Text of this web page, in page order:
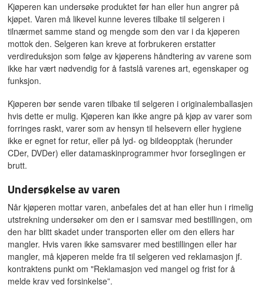
Kjøperen kan undersøke produktet før han eller hun angrer på
kjøpet. Varen må likevel kunne leveres tilbake til selgeren i
tilnærmet samme stand og mengde som den var i da kjøperen
mottok den. Selgeren kan kreve at forbrukeren erstatter
verdireduksjon som følge av kjøperens håndtering av varene som
ikke har vært nødvendig for å fastslå varenes art, egenskaper og
funksjon.
Kjøperen bør sende varen tilbake til selgeren i originalemballasjen
hvis dette er mulig. Kjøperen kan ikke angre på kjøp av varer som
forringes raskt, varer som av hensyn til helsevern eller hygiene
ikke er egnet for retur, eller på lyd- og bildeopptak (herunder
CDer, DVDer) eller datamaskinprogrammer hvor forseglingen er
brutt.
Undersøkelse av varen
Når kjøperen mottar varen, anbefales det at han eller hun i rimelig
utstrekning undersøker om den er i samsvar med bestillingen, om
den har blitt skadet under transporten eller om den ellers har
mangler. Hvis varen ikke samsvarer med bestillingen eller har
mangler, må kjøperen melde fra til selgeren ved reklamasjon jf.
kontraktens punkt om "Reklamasjon ved mangel og frist for å
melde krav ved forsinkelse”.